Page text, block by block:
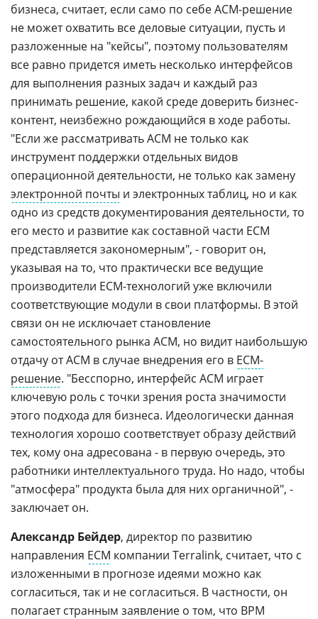
бизнеса, считает, если само по себе ACM-решение
не может охватить все деловые ситуации, пусть и
разложенные на "кейсы", поэтому пользователям
все равно придется иметь несколько интерфейсов
для выполнения разных задач и каждый раз
принимать решение, какой среде доверить бизнес-
контент, неизбежно рождающийся в ходе работы.
"Если же рассматривать АСМ не только как
инструмент поддержки отдельных видов
операционной деятельности, не только как замену
электронной почты и электронных таблиц, но и как
одно из средств документирования деятельности, то
его место и развитие как составной части ЕСМ
представляется закономерным", - говорит он,
указывая на то, что практически все ведущие
производители ЕСМ-технологий уже включили
соответствующие модули в свои платформы. В этой
связи он не исключает становление
самостоятельного рынка АСМ, но видит наибольшую
отдачу от АСМ в случае внедрения его в ЕСМ-
решение. "Бесспорно, интерфейс АСМ играет
ключевую роль с точки зрения роста значимости
этого подхода для бизнеса. Идеологически данная
технология хорошо соответствует образу действий
тех, кому она адресована - в первую очередь, это
работники интеллектуального труда. Но надо, чтобы
"атмосфера" продукта была для них органичной", -
заключает он.
Александр Бейдер, директор по развитию
направления ECM компании Terralink, считает, что с
изложенными в прогнозе идеями можно как
согласиться, так и не согласиться. В частности, он
полагает странным заявление о том, что BPM